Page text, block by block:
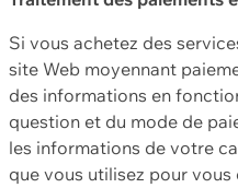
Si vous achetez des
site Web moyennant
des informations en
question et du mode de
les informations de votre
que vous utilisez pour